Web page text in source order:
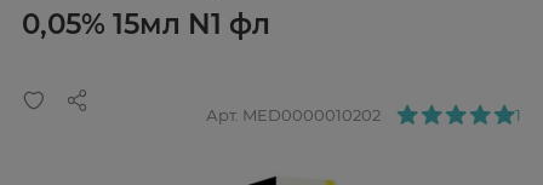
0,05% 15мл N1 фл
Арт. MED0000010202 1